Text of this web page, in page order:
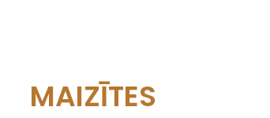
MAIZĪTES